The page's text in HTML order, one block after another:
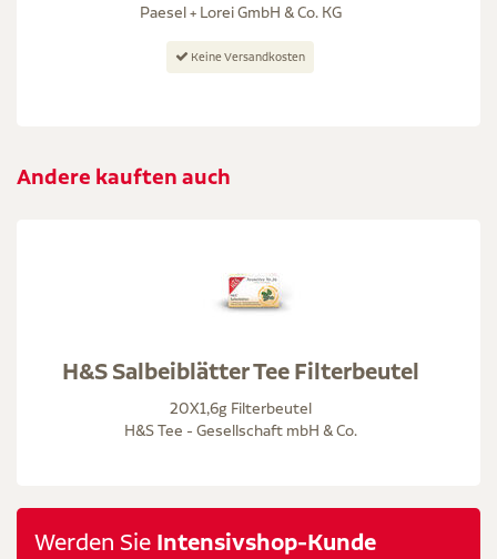
Paesel + Lorei GmbH & Co. KG
Keine Versandkosten
Andere kauften auch
H&S Salbeiblätter Tee Filterbeutel
20X1,6g Filterbeutel
H&S Tee - Gesellschaft mbH & Co.
Werden Sie Intensivshop-Kunde